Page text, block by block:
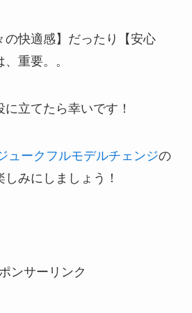
の快適感】だったり【安心
重要。。
立てたら幸いです！
ュークフルモデルチェンジの
みにしましょう！
ンサーリンク